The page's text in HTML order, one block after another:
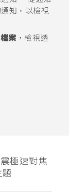
知，以檢視
案 ，檢視透
極速對焦